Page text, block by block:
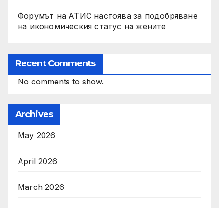
Форумът на АТИС настоява за подобряване
на икономическия статус на жените
Recent Comments
No comments to show.
Archives
May 2026
April 2026
March 2026